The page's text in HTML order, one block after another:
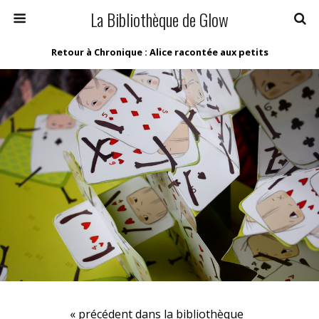
La Bibliothèque de Glow
Retour à Chronique : Alice racontée aux petits
« précédent dans la bibliothèque